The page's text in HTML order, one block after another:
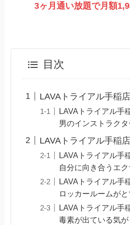
3ヶ月通い放題で月額
目次
LAVAトライアル手稲
LAVAトライアル手
男のインストラクタ
LAVAトライアル手稲
LAVAトライアル手
自分に向き合うエ
LAVAトライアル手
ロッカールームが
LAVAトライアル手
毒素が出ている気が